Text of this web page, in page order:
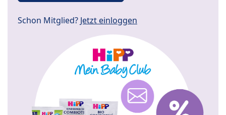
Schon Mitglied? Jetzt einloggen